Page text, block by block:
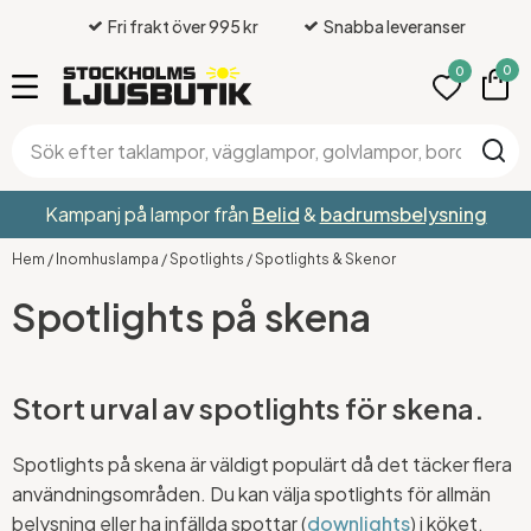
Fri frakt över 995 kr Snabba leveranser
0 0
Kampanj på lampor från Belid& badrumsbelysning
Hem / Inomhuslampa /Spotlights /Spotlights & Skenor
Spotlights på skena
Stort urval av spotlights för skena.
Spotlights på skena är väldigt populärt då det täcker flera
användningsområden. Du kan välja spotlights för allmän
belysning eller ha infällda spottar (downlights) i köket,